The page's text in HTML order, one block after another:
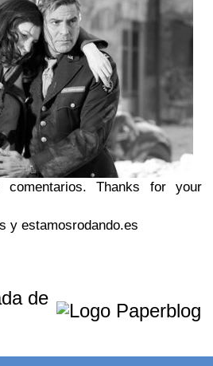
Thanks for your
y estamosrodando.es
de